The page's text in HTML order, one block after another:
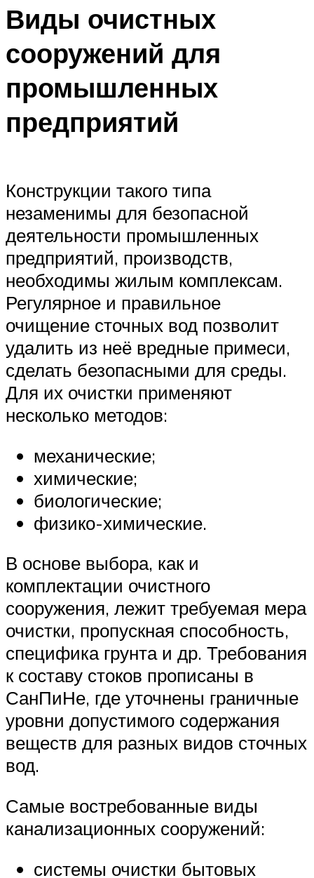
Виды очистных
сооружений для
промышленных
предприятий
Конструкции такого типа
незаменимы для безопасной
деятельности промышленных
предприятий, производств,
необходимы жилым комплексам.
Регулярное и правильное
очищение сточных вод позволит
удалить из неё вредные примеси,
сделать безопасными для среды.
Для их очистки применяют
несколько методов:
механические;
химические;
биологические;
физико-химические.
В основе выбора, как и
комплектации очистного
сооружения, лежит требуемая мера
очистки, пропускная способность,
специфика грунта и др. Требования
к составу стоков прописаны в
СанПиНе, где уточнены граничные
уровни допустимого содержания
веществ для разных видов сточных
вод.
Самые востребованные виды
канализационных сооружений:
системы очистки бытовых